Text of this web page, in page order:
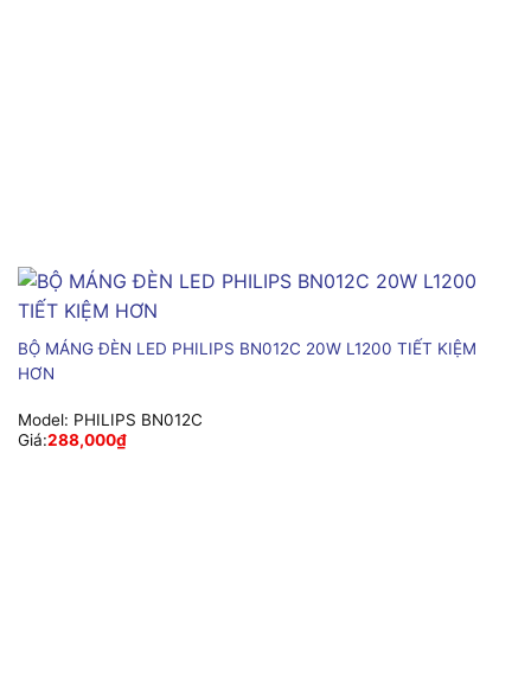
BỘ MÁNG ĐÈN LED PHILIPS BN012C 20W L1200 TIẾT KIỆM
HƠN
Model: PHILIPS BN012C
Giá:288,000₫